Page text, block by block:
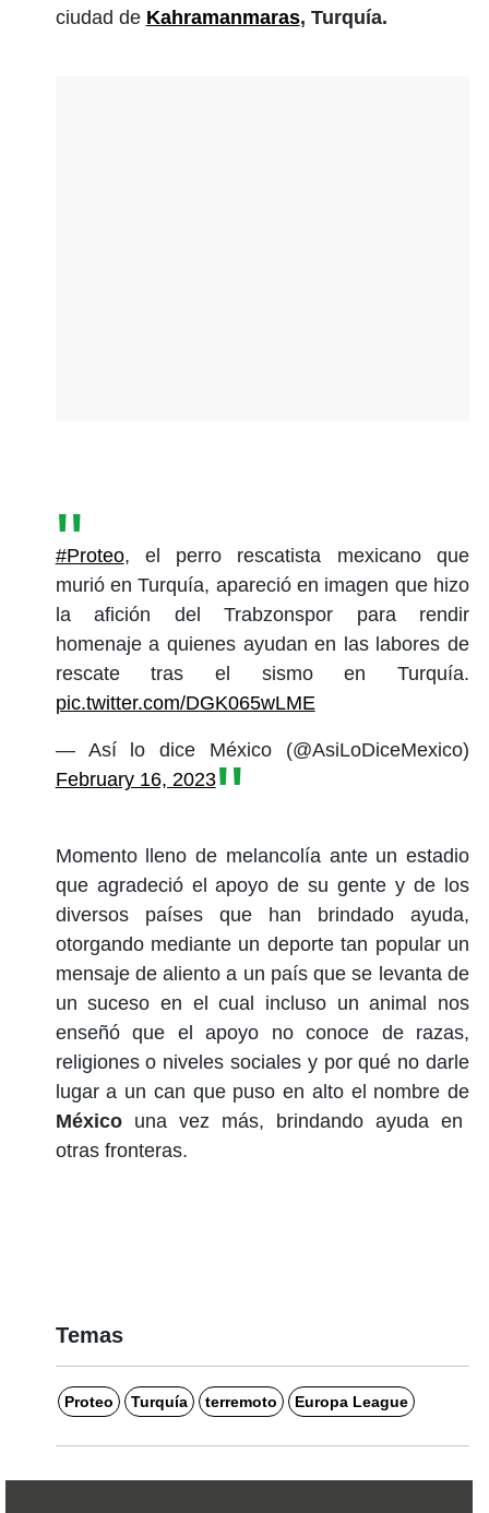
ciudad de Kahramanmaras, Turquía.
#Proteo, el perro rescatista mexicano que
murió en Turquía, apareció en imagen que hizo
la afición del Trabzonspor para rendir
homenaje a quienes ayudan en las labores de
rescate tras el sismo en Turquía.
pic.twitter.com/DGK065wLME
— Así lo dice México (@AsiLoDiceMexico)
February 16, 2023
Momento lleno de melancolía ante un estadio
que agradeció el apoyo de su gente y de los
diversos países que han brindado ayuda,
otorgando mediante un deporte tan popular un
mensaje de aliento a un país que se levanta de
un suceso en el cual incluso un animal nos
enseñó que el apoyo no conoce de razas,
religiones o niveles sociales y por qué no darle
lugar a un can que puso en alto el nombre de
México una vez más, brindando ayuda en
otras fronteras.
Temas
Proteo Turquía terremoto Europa League